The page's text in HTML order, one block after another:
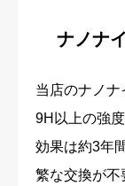
ナノナ
当店のナノ
9H以上の強
効果は約3年
繁な交換が不